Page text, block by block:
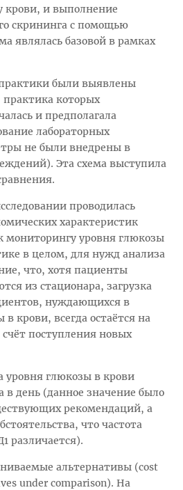
и выполнение
скрининга с помощью
являлась базовой в рамках
были выявлены
которых
и предполагала
лабораторных
не были внедрены в
Эта схема выступила
проводилась
характеристик
мониторингу уровня глюкозы
в целом, для нужд анализа
что, хотя пациенты
из стационара, загрузка
нуждающихся в
крови, всегда остаётся на
счёт поступления новых
уровня глюкозы в крови
в день (данное значение было
рекомендаций, а
что частота
различается).
альтернативы (cost
under comparison). На